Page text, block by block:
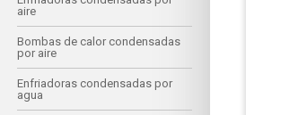
aire
Bombas de calor condensadas
por aire
Enfriadoras condensadas por
agua